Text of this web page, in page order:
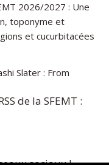
toponyme et
et cucurbitacées
Darjeeling: A
de la SFEMT :